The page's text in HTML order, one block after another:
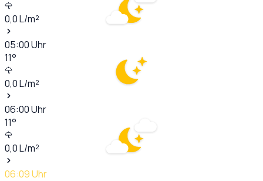
0,0L/m²
05:00Uhr
11°
0,0L/m²
06:00Uhr
11°
0,0L/m²
06:09Uhr